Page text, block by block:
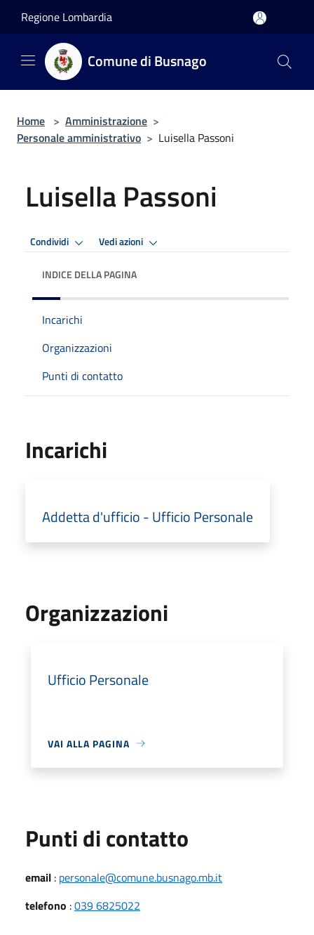
Regione Lombardia
Comune di Busnago
Home > Amministrazione >
Personale amministrativo > Luisella Passoni
Luisella Passoni
Condividi Vedi azioni
INDICE DELLA PAGINA
Incarichi
Organizzazioni
Punti di contatto
Incarichi
Addetta d'ufficio - Ufficio Personale
Organizzazioni
Ufficio Personale
VAI ALLA PAGINA
Punti di contatto
email : personale@comune.busnago.mb.it
telefono :039 6825022